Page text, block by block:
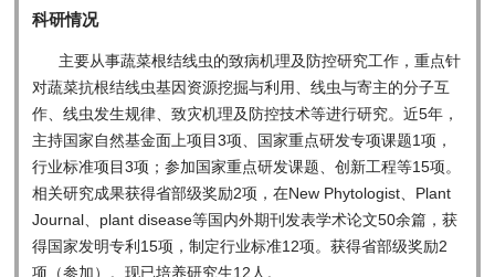
科研情况
主要从事蔬菜根结线虫的致病机理及防控研究工作，重点针
对蔬菜抗根结线虫基因资源挖掘与利用、线虫与寄主的分子互
作、线虫发生规律、致灾机理及防控技术等进行研究。近5年，
主持国家自然基金面上项目3项、国家重点研发专项课题1项，
行业标准项目3项；参加国家重点研发课题、创新工程等15项。
相关研究成果获得省部级奖励2项，在New Phytologist、Plant
Journal、plant disease等国内外期刊发表学术论文50余篇，获
得国家发明专利15项，制定行业标准12项。获得省部级奖励2
项（参加）。现已培养研究生12人。